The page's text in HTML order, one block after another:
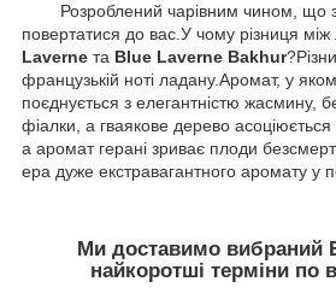
Розроблений чарівним чином, що
повертатися до вас.У чому різниця
Laverne та Blue Laverne Bakhur
французькій ноті ладану.Аромат, у
поєднується з елегантністю жасмину,
фіалки, а гваякове дерево
а аромат герані зриває плоди
ера дуже екстравагантного аромату у
Ми доставимо вибраний
найкоротші терміни по